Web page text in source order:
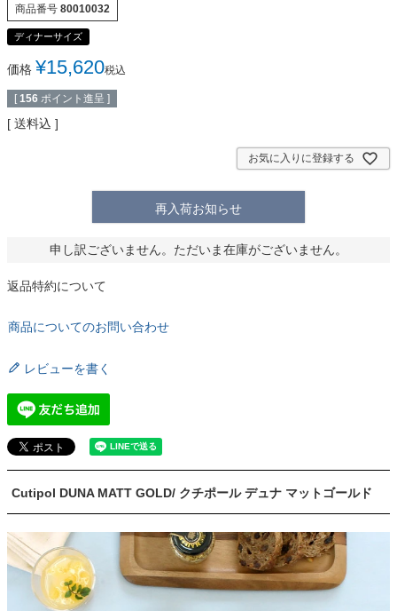
商品番号 80010032
ディナーサイズ
価格 ¥15,620税込
[ 156 ポイント進呈 ]
送料込
お気に入りに登録する
再入荷お知らせ
申し訳ございません。ただいま在庫がございません。
返品特約について
商品についてのお問い合わせ
レビューを書く
Cutipol DUNA MATT GOLD/ クチポール デュナ マットゴールド